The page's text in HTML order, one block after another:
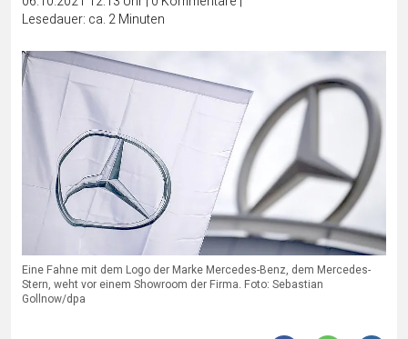
Lesedauer: ca. 2 Minuten
Eine Fahne mit dem Logo der Marke Mercedes-Benz, dem Mercedes-
Stern, weht vor einem Showroom der Firma. Foto: Sebastian
Gollnow/dpa